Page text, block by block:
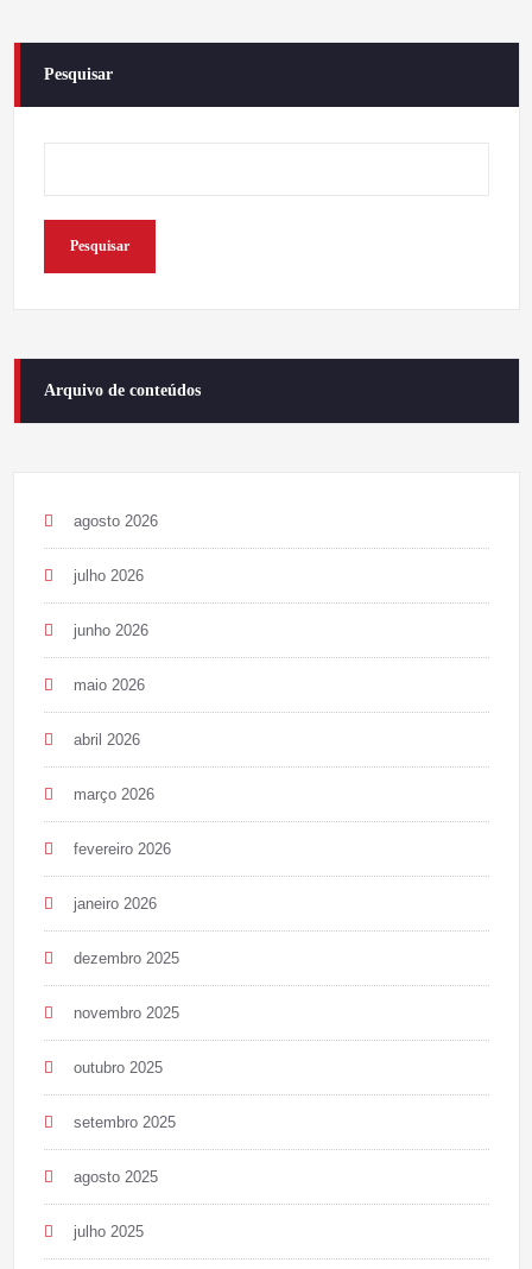
Pesquisar
Pesquisar
Arquivo de conteúdos
agosto 2026
julho 2026
junho 2026
maio 2026
abril 2026
março 2026
fevereiro 2026
janeiro 2026
dezembro 2025
novembro 2025
outubro 2025
setembro 2025
agosto 2025
julho 2025